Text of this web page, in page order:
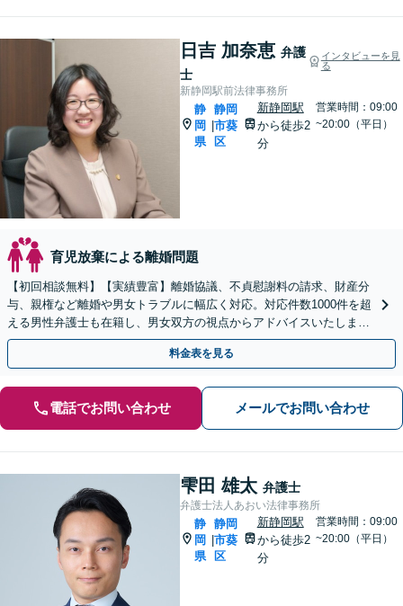
日吉 加奈恵 弁護
士
インタビューを見
る
新静岡駅前法律事務所
静
岡
県
静岡
市葵
区
新静岡駅
から徒歩2
分
営業時間：09:00
~20:00（平日）
育児放棄による離婚問題
【初回相談無料】【実績豊富】離婚協議、不貞慰謝料の請求、財産分
与、親権など離婚や男女トラブルに幅広く対応。対応件数1000件を超
える男性弁護士も在籍し、男女双方の視点からアドバイスいたします
【新静岡駅直結】【子連れ相談OK】
料金表を見る
電話でお問い合わせ メールでお問い合わせ
雫田 雄太 弁護士
弁護士法人あおい法律事務所
静
岡
県
静岡
市葵
区
新静岡駅
から徒歩2
分
営業時間：09:00
~20:00（平日）